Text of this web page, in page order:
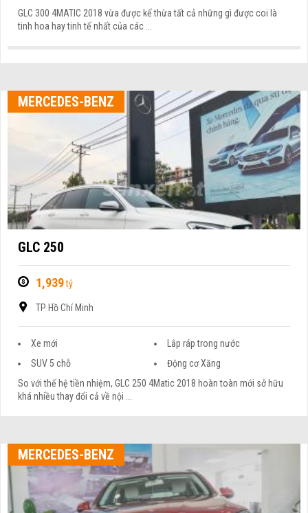
GLC 300 4MATIC 2018 vừa được kế thừa tất cả những gì được coi là
tinh hoa hay tinh tế nhất của các ...
MERCEDES-BENZ
GLC 250
1,939tỷ
TP Hồ Chí Minh
Xe mới
Lắp ráp trong nước
SUV 5 chỗ
Động cơ Xăng
So với thế hệ tiền nhiệm, GLC 250 4Matic 2018 hoàn toàn mới sở hữu
khá nhiều thay đổi cả về nội ...
MERCEDES-BENZ